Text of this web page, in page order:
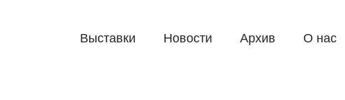
Выставки Новости Архив О нас